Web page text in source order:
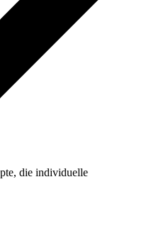
die individuelle